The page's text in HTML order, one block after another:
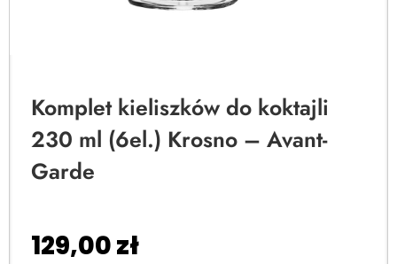
Komplet kieliszków do koktajli
230 ml (6el.) Krosno – Avant-
Garde
129,00zł